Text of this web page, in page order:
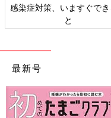
「母乳調査」は1979年、
回にわたって行ってきまし
結果をもとに、赤ちゃん
に、粉ミルクの栄養設計
――アメリカのアボット
感染症対策、いますぐでき
と
最新号